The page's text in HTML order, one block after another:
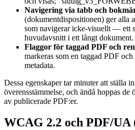
Navigering via tabb och
(dokumentdispositionen) ger alla
som navigerar icke-visuellt — ett
huvudavsnitt i ett långt dokument.
Flaggor för taggad PDF och
markeras som en taggad PDF
metadata.
Dessa egenskaper tar minuter att ställa
överensstämmelse, och ändå hoppas de
av publicerade PDF:er.
WCAG 2.2 och PDF/UA